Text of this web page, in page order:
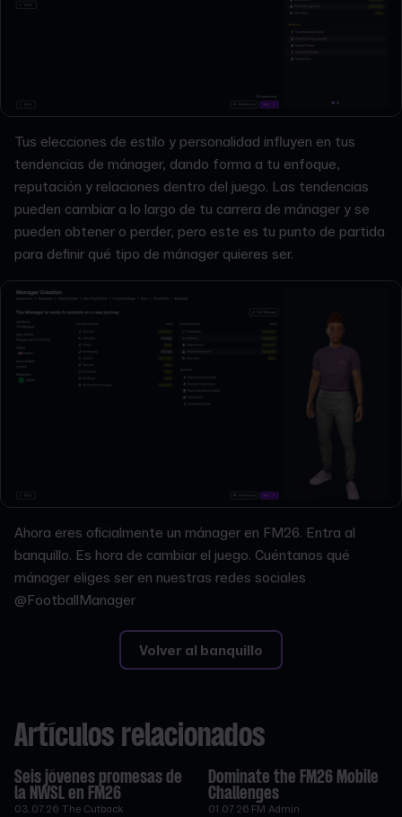
Tus elecciones de estilo y personalidad influyen en tus
tendencias de mánager, dando forma a tu enfoque,
reputación y relaciones dentro del juego. Las tendencias
pueden cambiar a lo largo de tu carrera de mánager y se
pueden obtener o perder, pero este es tu punto de partida
para definir qué tipo de mánager quieres ser.
Ahora eres oficialmente un mánager en FM26. Entra al
banquillo. Es hora de cambiar el juego. Cuéntanos qué
mánager eliges ser en nuestras redes sociales
@FootballManager
Volver al banquillo
Artículos relacionados
Seis jóvenes promesas de
la NWSL en FM26
03.07.26 The Cutback
Dominate the FM26 Mobile
Challenges
01.07.26 FM Admin